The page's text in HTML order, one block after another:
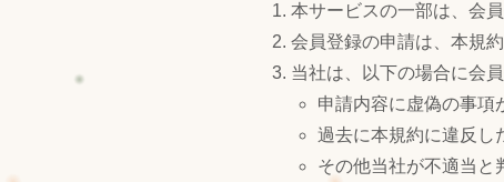
本サービスの一部は、会
会員登録の申請は、本規
当社は、以下の場合に会
申請内容に虚偽の事項
過去に本規約に違反し
その他当社が不適当と